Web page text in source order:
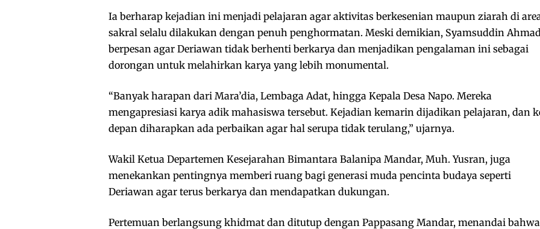
Ia berharap kejadian ini menjadi pelajaran agar aktivitas berkesenian maupun ziarah di
sakral selalu dilakukan dengan penuh penghormatan. Meski demikian, Syamsuddin Ahmad
berpesan agar Deriawan tidak berhenti berkarya dan menjadikan pengalaman ini sebagai
dorongan untuk melahirkan karya yang lebih monumental.
“Banyak harapan dari Mara’dia, Lembaga Adat, hingga Kepala Desa Napo. Mereka
mengapresiasi karya adik mahasiswa tersebut. Kejadian kemarin dijadikan pelajaran, dan
depan diharapkan ada perbaikan agar hal serupa tidak terulang,” ujarnya.
Wakil Ketua Departemen Kesejarahan Bimantara Balanipa Mandar, Muh. Yusran, juga
menekankan pentingnya memberi ruang bagi generasi muda pencinta budaya seperti
Deriawan agar terus berkarya dan mendapatkan dukungan.
Pertemuan berlangsung khidmat dan ditutup dengan Pappasang Mandar, menandai bahwa